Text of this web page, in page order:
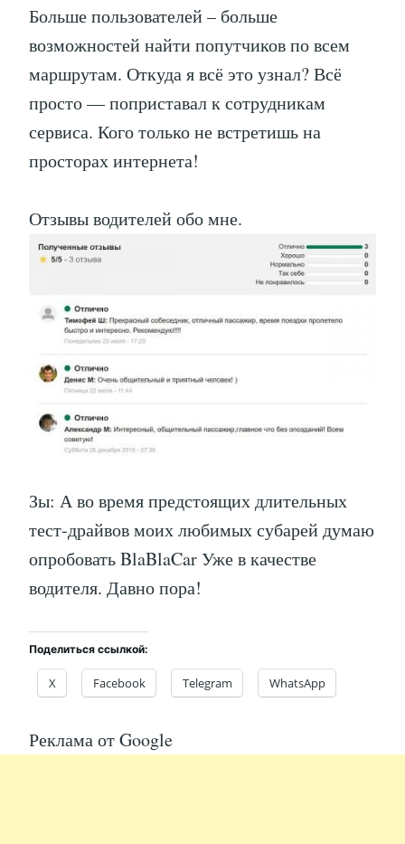
Больше пользователей – больше
возможностей найти попутчиков по всем
маршрутам. Откуда я всё это узнал? Всё
просто — поприставал к сотрудникам
сервиса. Кого только не встретишь на
просторах интернета!
Отзывы водителей обо мне.
Зы: А во время предстоящих длительных
тест-драйвов моих любимых субарей думаю
опробовать BlaBlaCar Уже в качестве
водителя. Давно пора!
Поделиться ссылкой:
X Facebook Telegram WhatsApp
Реклама от Google